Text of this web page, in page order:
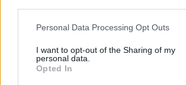
Personal Data Processing Opt Outs
I want to opt-out of the Sharing of my
personal data.
Opted In
Nyomtatott lapjaink archívuma
Székely Hírmondó archívuma